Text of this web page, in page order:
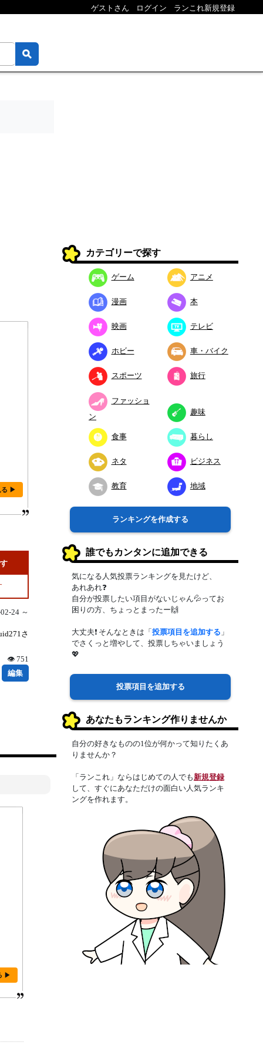
ゲストさん ログイン ランこれ新規登録
る ▶
24 ～
さ
👁 751
編集
▶
カテゴリーで探す
ゲーム アニメ
漫画 本
映画 テレビ
ホビー 車・バイク
スポーツ 旅行
ファッショ
ン
趣味
食事 暮らし
ネタ ビジネス
教育 地域
ランキングを作成する
誰でもカンタンに追加できる
気になる人気投票ランキングを見たけど、
あれあれ❓
自分が投票したい項目がないじゃん💦ってお
困りの方、ちょっとまったー🙌
大丈夫❗ そんなときは「投票項目を追加する 」
でさくっと増やして、投票しちゃいましょう
💖
投票項目を追加する
あなたもランキング作りませんか
自分の好きなものの1位が何かって知りたくあ
りませんか？
「ランこれ」ならはじめての人でも新規登録
して、すぐにあなただけの面白い人気ランキ
ングを作れます。